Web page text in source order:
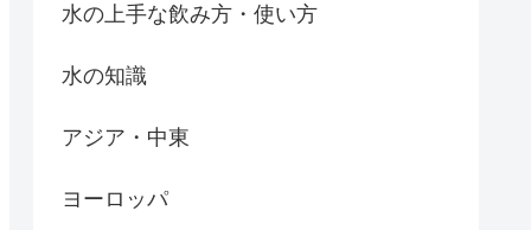
水の上手な飲み方・使い方
水の知識
アジア・中東
ヨーロッパ